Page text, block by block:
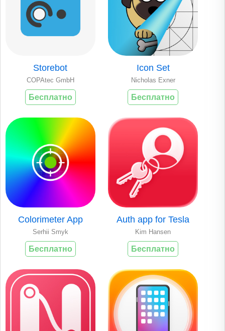
Storebot
COPAtec GmbH
Бесплатно
Icon Set
Nicholas Exner
Бесплатно
Colorimeter App
Serhii Smyk
Бесплатно
Auth app for Tesla
Kim Hansen
Бесплатно